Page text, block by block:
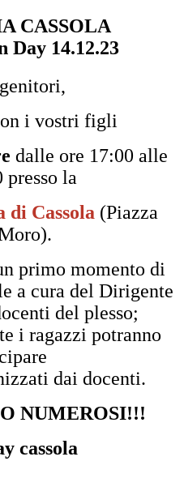
CASSOLA
Day 14.12.23
i vostri figli
dalle ore 17:00 alle
presso la
di Cassola (Piazza
primo momento di
a cura del Dirigente
del plesso;
i ragazzi potranno
dai docenti.
NUMEROSI!!!